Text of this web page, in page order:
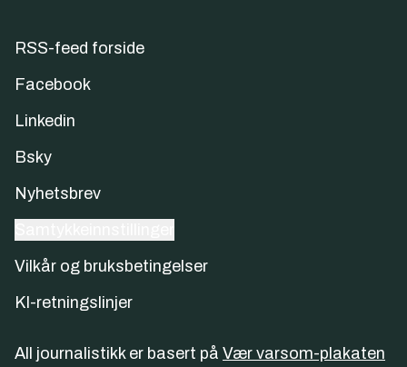
RSS-feed forside
Facebook
Linkedin
Bsky
Nyhetsbrev
Vilkår og bruksbetingelser
KI-retningslinjer
All journalistikk er basert på Vær varsom-plakaten